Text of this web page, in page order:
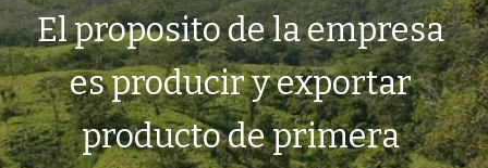
El proposito de la empresa
es producir y exportar
producto de primera